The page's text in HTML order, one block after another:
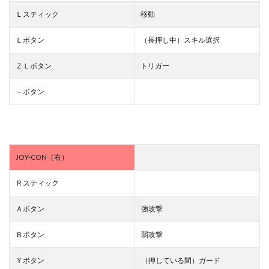
Ｌスティック 移動
Ｌボタン （長押し中）スキル選択
ＺＬボタン トリガー
－ボタン
JOY-CON（右）
Ｒスティック
Ａボタン 強攻撃
Ｂボタン 弱攻撃
Ｙボタン （押している間）ガード